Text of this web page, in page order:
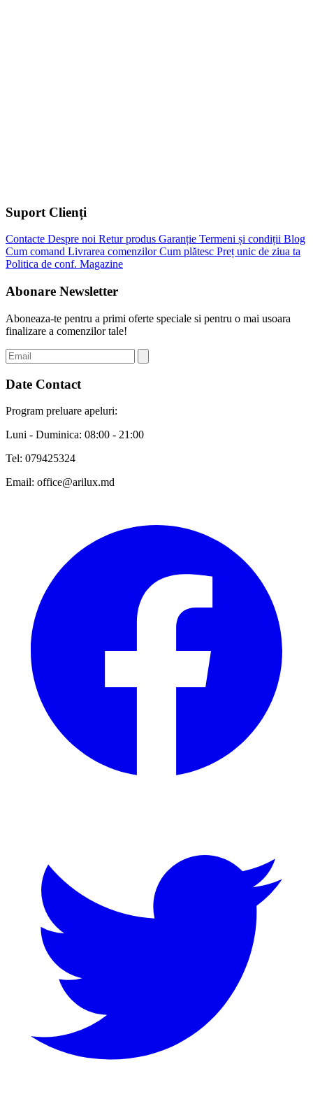
Suport Clienți
Contacte Despre noi Retur produs Garanție Termeni și condiții Blog
Cum comand Livrarea comenzilorCum plătesc Preț unic de ziua ta
Politica de conf. Magazine
Abonare Newsletter
Aboneaza-te pentru a primi oferte speciale si pentru o mai usoara
finalizare a comenzilor tale!
Date Contact
Program preluare apeluri:
Luni - Duminica: 08:00 - 21:00
Tel: 079425324
Email: office@arilux.md